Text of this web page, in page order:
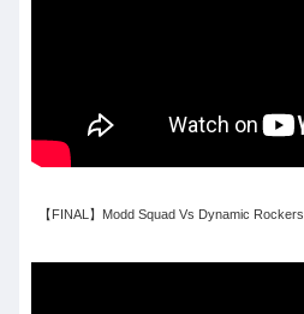
【FINAL】Modd Squad Vs Dynamic Rockers